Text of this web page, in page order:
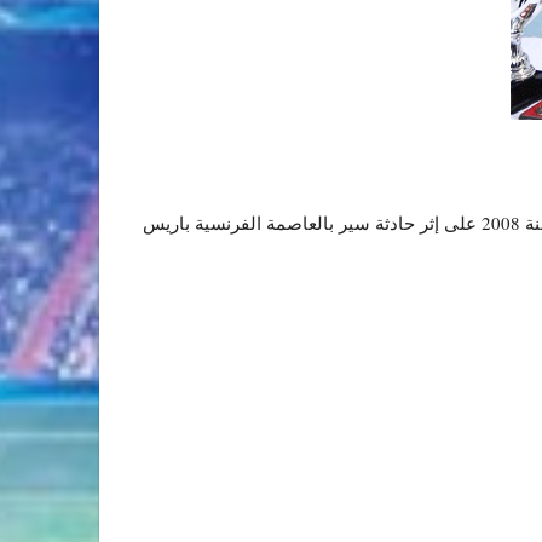
وأعطى انطلاقة هذا الدوري ووزع جوائزه والدا الفقيد طارق الرغيوة اللاعب السابق للاتحاد الرياضي البيضاوي الذي وافته المنية سنة 2008 على إثر حادثة سير بالعاصمة الفرنسية باريس